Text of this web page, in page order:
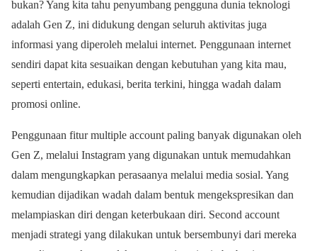
bukan? Yang kita tahu penyumbang pengguna dunia teknologi
adalah Gen Z, ini didukung dengan seluruh aktivitas juga
informasi yang diperoleh melalui internet. Penggunaan internet
sendiri dapat kita sesuaikan dengan kebutuhan yang kita mau,
seperti entertain, edukasi, berita terkini, hingga wadah dalam
promosi online.
Penggunaan fitur multiple account paling banyak digunakan oleh
Gen Z, melalui Instagram yang digunakan untuk memudahkan
dalam mengungkapkan perasaanya melalui media sosial. Yang
kemudian dijadikan wadah dalam bentuk mengekspresikan dan
melampiaskan diri dengan keterbukaan diri. Second account
menjadi strategi yang dilakukan untuk bersembunyi dari mereka